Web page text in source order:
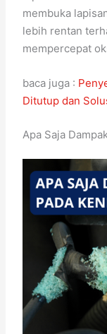
membuka
lebih rentan
mempercepat
baca juga :
Ditutup dan
Apa Saja